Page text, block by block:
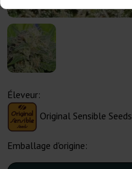
Éleveur:
Original Sensible Seeds
Emballage d'origine: